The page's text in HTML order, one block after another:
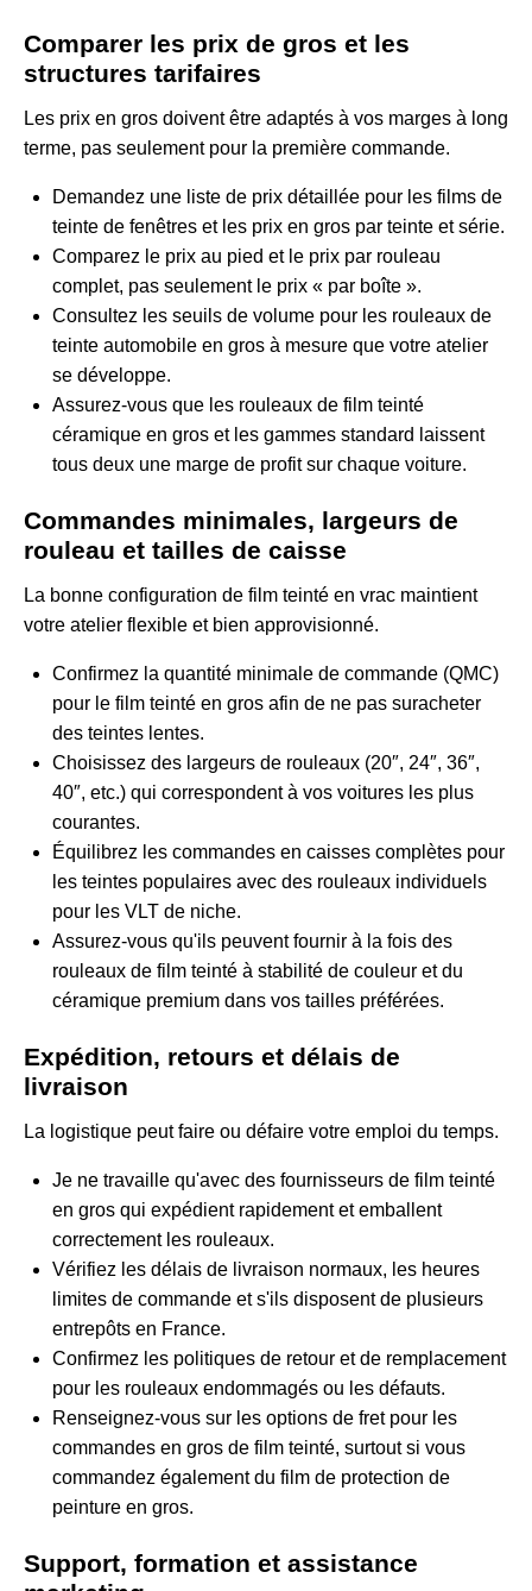
Comparer les prix de gros et les
structures tarifaires
Les prix en gros doivent être adaptés à vos marges à long
terme, pas seulement pour la première commande.
Demandez une liste de prix détaillée pour les films de
teinte de fenêtres et les prix en gros par teinte et série.
Comparez le prix au pied et le prix par rouleau
complet, pas seulement le prix « par boîte ».
Consultez les seuils de volume pour les rouleaux de
teinte automobile en gros à mesure que votre atelier
se développe.
Assurez-vous que les rouleaux de film teinté
céramique en gros et les gammes standard laissent
tous deux une marge de profit sur chaque voiture.
Commandes minimales, largeurs de
rouleau et tailles de caisse
La bonne configuration de film teinté en vrac maintient
votre atelier flexible et bien approvisionné.
Confirmez la quantité minimale de commande (QMC)
pour le film teinté en gros afin de ne pas suracheter
des teintes lentes.
Choisissez des largeurs de rouleaux (20″, 24″, 36″,
40″, etc.) qui correspondent à vos voitures les plus
courantes.
Équilibrez les commandes en caisses complètes pour
les teintes populaires avec des rouleaux individuels
pour les VLT de niche.
Assurez-vous qu'ils peuvent fournir à la fois des
rouleaux de film teinté à stabilité de couleur et du
céramique premium dans vos tailles préférées.
Expédition, retours et délais de
livraison
La logistique peut faire ou défaire votre emploi du temps.
Je ne travaille qu'avec des fournisseurs de film teinté
en gros qui expédient rapidement et emballent
correctement les rouleaux.
Vérifiez les délais de livraison normaux, les heures
limites de commande et s'ils disposent de plusieurs
entrepôts en France.
Confirmez les politiques de retour et de remplacement
pour les rouleaux endommagés ou les défauts.
Renseignez-vous sur les options de fret pour les
commandes en gros de film teinté, surtout si vous
commandez également du film de protection de
peinture en gros.
Support, formation et assistance